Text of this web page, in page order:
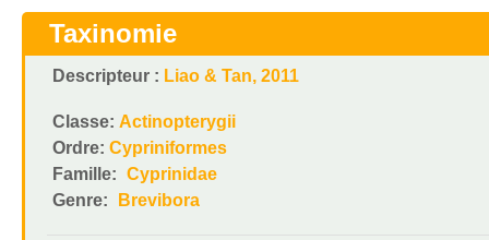
Taxinomie
Descripteur : Liao & Tan, 2011
Classe: Actinopterygii
Ordre: Cypriniformes
Famille: Cyprinidae
Genre:
Brevibora